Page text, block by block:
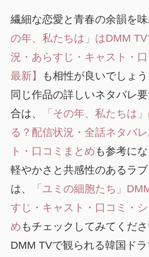
繊細な恋愛と青春の余韻を味
の年、私たちは」はDMM
況・あらすじ・キャスト・
最新】
も相性が良いでしょう
同じ作品の詳しいネタバレ
合は、
「その年、私たちは
る？配信状況・全話ネタバ
ト・口コミまとめ も参考にな
軽やかさと共感性のあるラ
は、
「ユミの細胞たち」
すじ・キャスト・口コミ・
め もチェックしてみてくださ
DMM TVで観られる韓国ド